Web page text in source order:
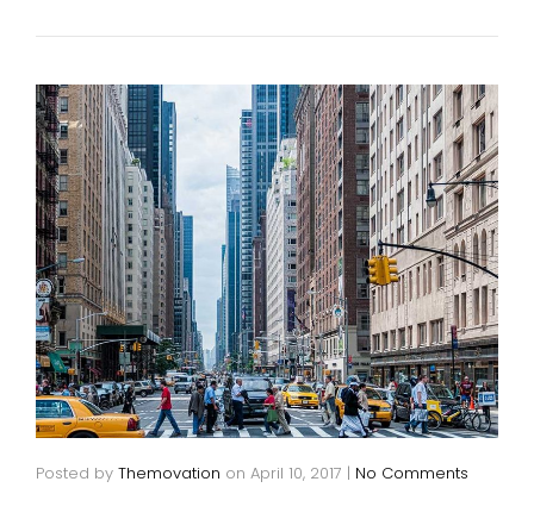
Posted by Themovation on April 10, 2017 | No Comments